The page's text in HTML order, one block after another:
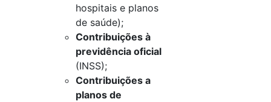
hospitais e planos
de saúde);
Contribuições à
previdência oficial
(INSS);
Contribuições a
planos de